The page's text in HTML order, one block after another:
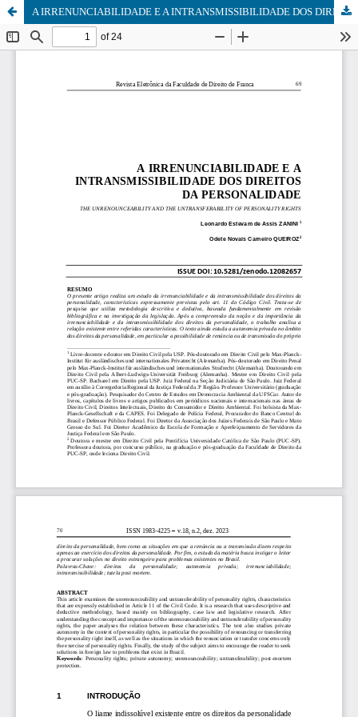
A IRRENUNCIABILIDADE E A INTRANSMISSIBILIDADE DOS DIREITOS DA PERSONALIDADE